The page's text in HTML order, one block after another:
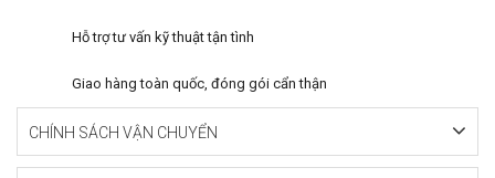
Hỗ trợ tư vấn kỹ thuật tận tình
Giao hàng toàn quốc, đóng gói cẩn thận
CHÍNH SÁCH VẬN CHUYỂN